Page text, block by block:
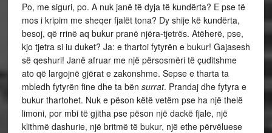
Po, me siguri, po. A nuk janë të dyja të kundërta? E pse të
mos i kripim me sheqer fjalët tona? Dy shije kë kundërta,
besoj, që rrinë aq bukur pranë njëra-tjetrës. Atëherë, pse,
kjo tjetra si iu duket? Ja: e thartoi fytyrën e bukur! Gajasesh
së qeshuri! Janë afruar me një përsosmëri të çuditshme
ato që largojnë gjërat e zakonshme. Sepse e tharta ta
mbledh fytyrën fine dhe ta bën surrat. Prandaj dhe fytyra e
bukur thartohet. Nuk e pëson këtë vetëm pse ha një thelë
limoni, por mbi të gjitha pse pëson një dackë fjale, një
klithmë dashurie, një britmë të bukur, një ethe përvëluese